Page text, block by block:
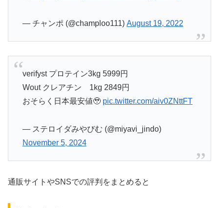
— チャンポ (@champloo111) August 19, 2022
verifyst プロテイン3kg 5999円
Wout クレアチン 1kg 2849円
おそらく日本最安値🥹 pic.twitter.com/aiv0ZNttFT
— ステロイダみやびむ (@miyavi_jindo)
November 5, 2024
通販サイトやSNSでの評判をまとめると